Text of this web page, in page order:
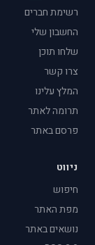
רשימת חברים
החשבון שלי
שלחו תוכן
צרו קשר
המלץ עלינו
תרומה לאתר
פרסם באתר
ניווט
חיפוש
מפת האתר
נושאים באתר